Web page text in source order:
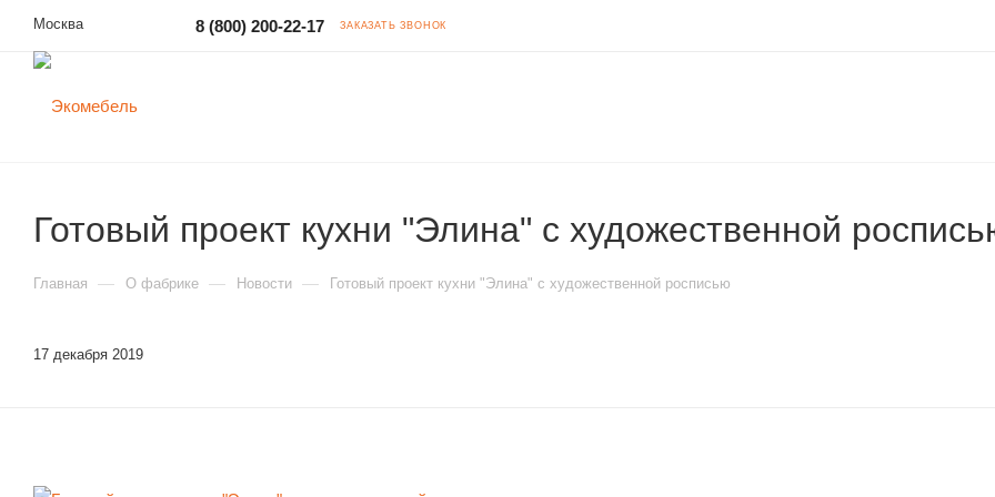
Москва 8 (800) 200-22-17 ЗАКАЗАТЬ ЗВОНОК
Готовый проект кухни "Элина" с художественной
Главная — О фабрике — Новости — Готовый проект кухни "Элина" с художественной росписью
17 декабря 2019